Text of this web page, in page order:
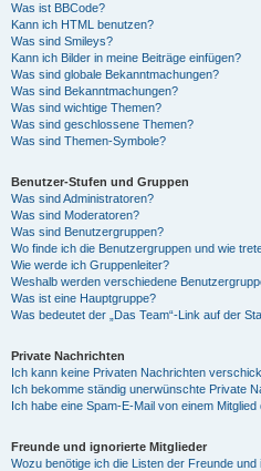
Was ist BBCode?
Kann ich HTML benutzen?
Was sind Smileys?
Kann ich Bilder in meine Beiträge einfügen?
Was sind globale Bekanntmachungen?
Was sind Bekanntmachungen?
Was sind wichtige Themen?
Was sind geschlossene Themen?
Was sind Themen-Symbole?
Benutzer-Stufen und Gruppen
Was sind Administratoren?
Was sind Moderatoren?
Was sind Benutzergruppen?
Wo finde ich die Benutzergruppen und wie
Wie werde ich Gruppenleiter?
Weshalb werden verschiedene
Was ist eine Hauptgruppe?
Was bedeutet der „Das Team“-Link auf der
Private Nachrichten
Ich kann keine Privaten Nachrichten
Ich bekomme ständig unerwünschte Private
Ich habe eine Spam-E-Mail von einem
Freunde und ignorierte Mitglieder
Wozu benötige ich die Listen der Freunde und